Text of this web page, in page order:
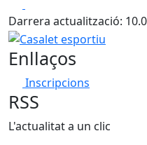
Darrera actualització:
Casalet esportiu
Enllaços
Inscripcions
RSS
L'actualitat a un clic